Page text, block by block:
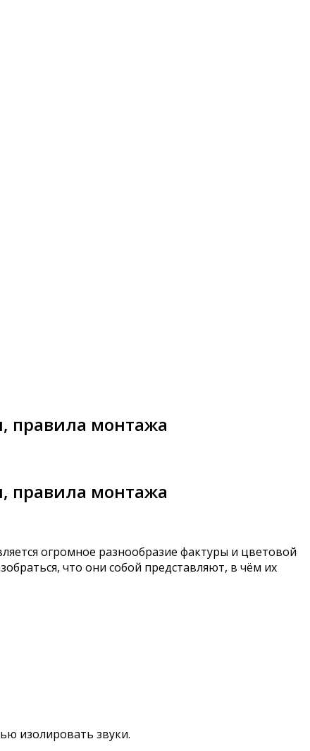
правила монтажа
правила монтажа
огромное разнообразие фактуры и цветовой
что они собой представляют, в чём их
изолировать звуки.